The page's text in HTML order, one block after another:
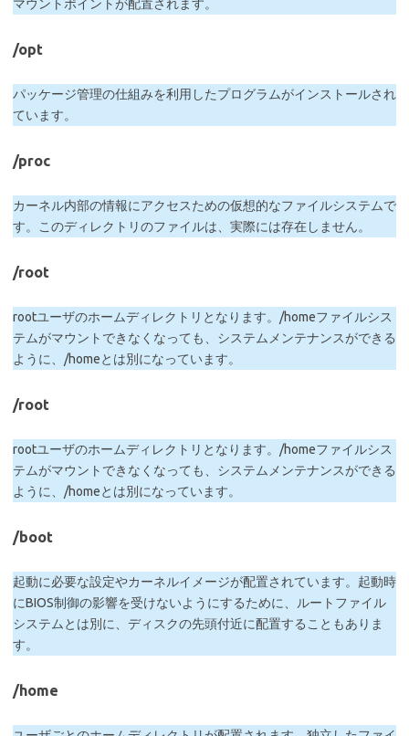
マウントポイントが配置されます。
/opt
パッケージ管理の仕組みを利用したプログラムがインストールされ
ています。
/proc
カーネル内部の情報にアクセスための仮想的なファイルシステムで
す。このディレクトリのファイルは、実際には存在しません。
/root
rootユーザのホームディレクトリとなります。/homeファイルシス
テムがマウントできなくなっても、システムメンテナンスができる
ように、/homeとは別になっています。
/root
rootユーザのホームディレクトリとなります。/homeファイルシス
テムがマウントできなくなっても、システムメンテナンスができる
ように、/homeとは別になっています。
/boot
起動に必要な設定やカーネルイメージが配置されています。起動時
にBIOS制御の影響を受けないようにするために、ルートファイル
システムとは別に、ディスクの先頭付近に配置することもありま
す。
/home